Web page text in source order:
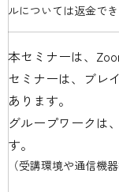
ルについては返金で
本セミナーは、
セミナーは、ブレ
あります。
グループワークは
す。
（受講環境や通信機